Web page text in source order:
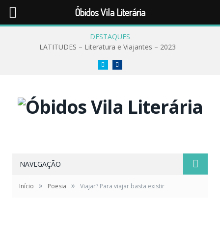
DESTAQUES
LATITUDES – Literatura e Viajantes – 2023
Twitter
NAVEGAÇÃO
Início » Poesia » Viajar? Para viajar basta existir
Óbidos Vila Literária